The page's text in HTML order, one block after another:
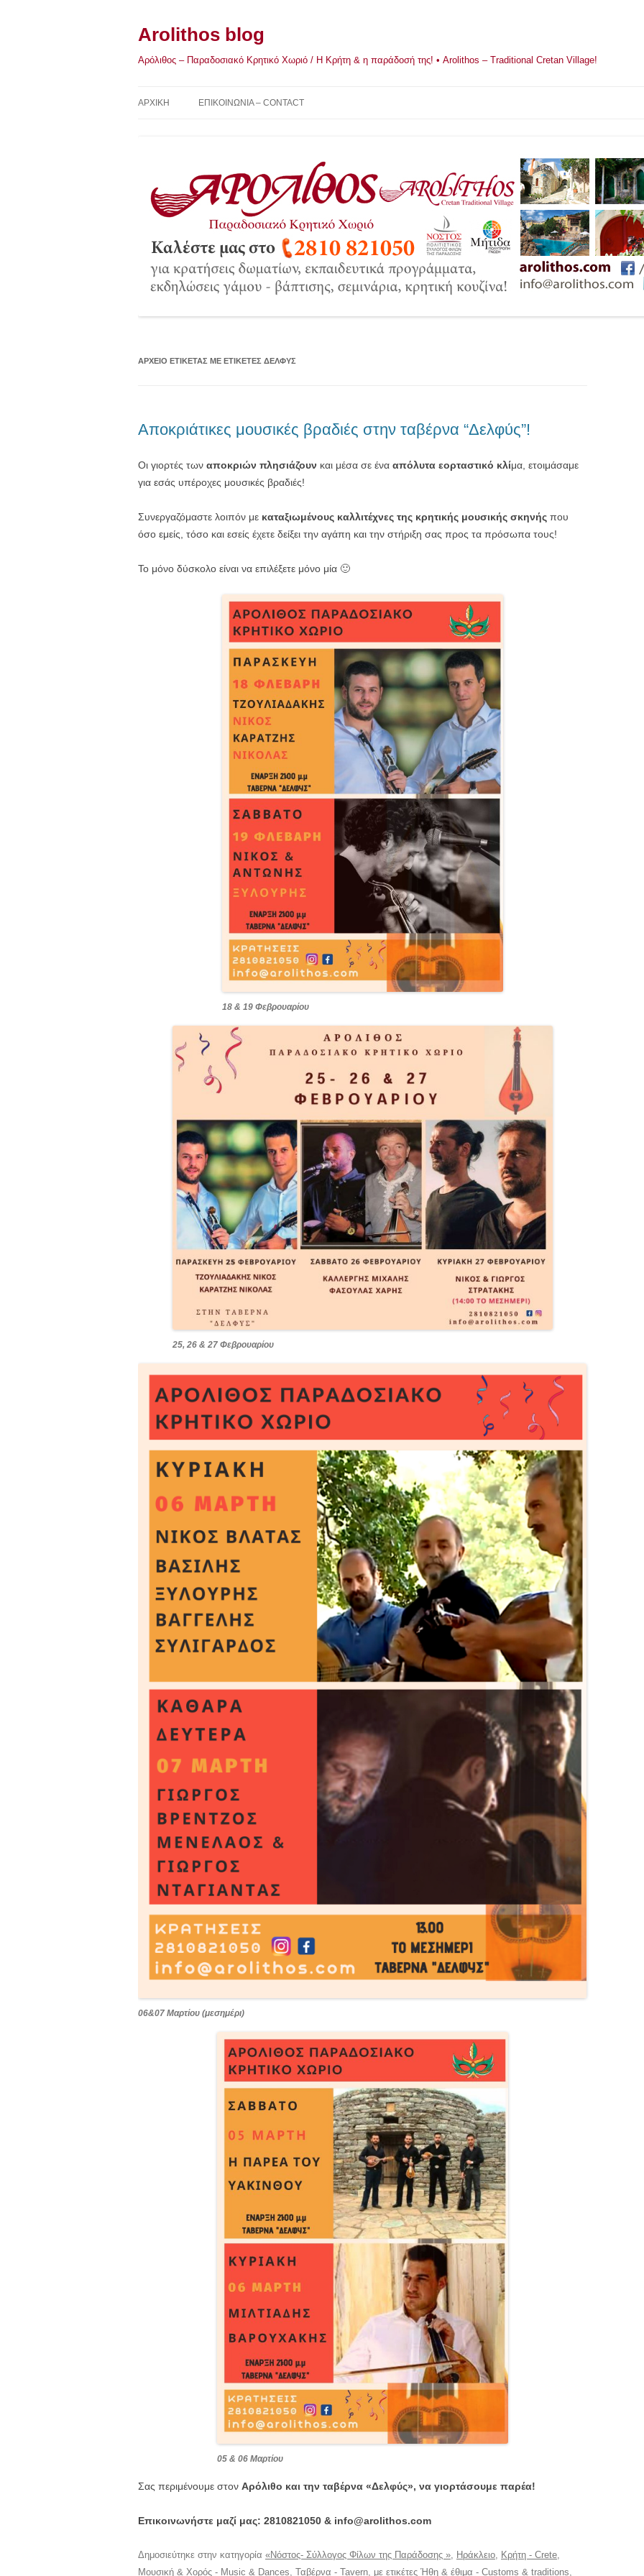
Arolithos blog
Αρόλιθος – Παραδοσιακό Κρητικό Χωριό / Η Κρήτη & η παράδοσή της! • Arolithos – Traditional Cretan Village!
ΑΡΧΙΚΉ ΕΠΙΚΟΙΝΩΝΙΑ – CONTACT
ΑΡΧΕΊΟ ΕΤΙΚΈΤΑΣ ΜΕ ΕΤΙΚΈΤΕΣ ΔΕΛΦΥΣ
Αποκριάτικες μουσικές βραδιές στην ταβέρνα “Δελφύς”!
Οι γιορτές των αποκριών πλησιάζουν και μέσα σε ένα απόλυτα εορταστικό κλίμα, ετοιμάσαμε
για εσάς υπέροχες μουσικές βραδιές!
Συνεργαζόμαστε λοιπόν με καταξιωμένους καλλιτέχνες της κρητικής μουσικής σκηνής που
όσο εμείς, τόσο και εσείς έχετε δείξει την αγάπη και την στήριξη σας προς τα πρόσωπα τους!
Το μόνο δύσκολο είναι να επιλέξετε μόνο μία 🙂
18 & 19 Φεβρουαρίου
25, 26 & 27 Φεβρουαρίου
06&07 Μαρτίου (μεσημέρι)
05 & 06 Μαρτίου
Σας περιμένουμε στον Αρόλιθο και την ταβέρνα «Δελφύς», να γιορτάσουμε παρέα!
Επικοινωνήστε μαζί μας: 2810821050 & info@arolithos.com
Δημοσιεύτηκε στην κατηγορία «Νόστος- Σύλλογος Φίλων της Παράδοσης », Ηράκλειο, Κρήτη - Crete,
Μουσική & Χορός - Music & Dances, Ταβέρνα - Tavern, με ετικέτες Ήθη & έθιμα - Customs & traditions,